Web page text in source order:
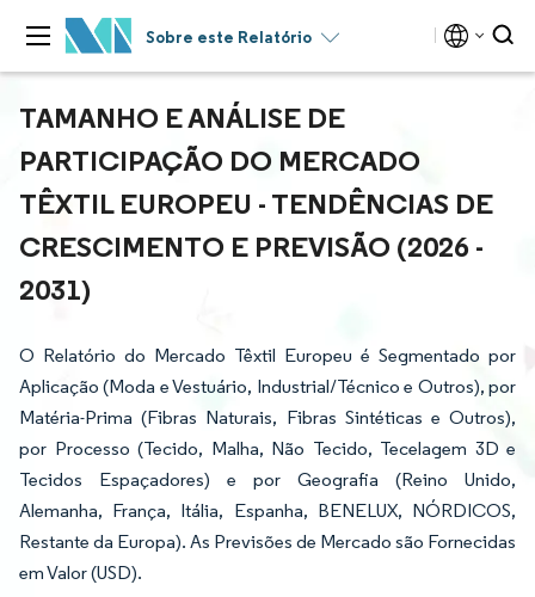
Sobre este Relatório
TAMANHO E ANÁLISE DE
PARTICIPAÇÃO DO MERCADO
TÊXTIL EUROPEU - TENDÊNCIAS DE
CRESCIMENTO E PREVISÃO (2026 -
2031)
O Relatório do Mercado Têxtil Europeu é Segmentado por
Aplicação (Moda e Vestuário, Industrial/Técnico e Outros), por
Matéria-Prima (Fibras Naturais, Fibras Sintéticas e Outros),
por Processo (Tecido, Malha, Não Tecido, Tecelagem 3D e
Tecidos Espaçadores) e por Geografia (Reino Unido,
Alemanha, França, Itália, Espanha, BENELUX, NÓRDICOS,
Restante da Europa). As Previsões de Mercado são Fornecidas
em Valor (USD).